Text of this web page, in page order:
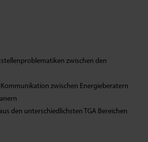
zwischen den
zwischen Energieberatern
den unterschiedlichsten TGA Bereichen